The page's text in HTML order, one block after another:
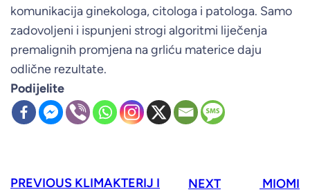
komunikacija ginekologa, citologa i patologa. Samo
zadovoljeni i ispunjeni strogi algoritmi liječenja
premalignih promjena na grliću materice daju
odlične rezultate.
Podijelite
PREVIOUS KLIMAKTERIJ I
NEXT
MIOMI